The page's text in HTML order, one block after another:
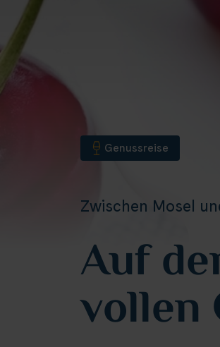
Genussreise
Zwischen Mosel
Auf
vollen